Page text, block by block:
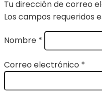
Tu dirección de correo
Los campos requeridos
Nombre *
Correo electrónico *